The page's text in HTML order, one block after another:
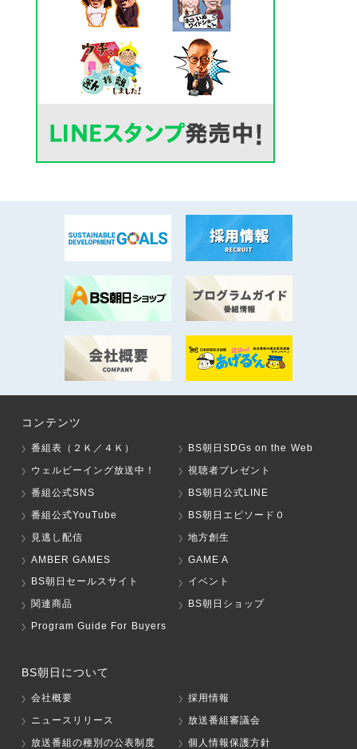
コンテンツ
番組表（２Ｋ／４Ｋ）
BS朝日SDGs on the Web
ウェルビーイング放送中！
視聴者プレゼント
番組公式SNS
BS朝日公式LINE
番組公式YouTube
BS朝日エピソード０
見逃し配信
地方創生
AMBER GAMES
GAME A
BS朝日セールスサイト
イベント
関連商品
BS朝日ショップ
Program Guide For Buyers
BS朝日について
会社概要
採用情報
ニュースリリース
放送番組審議会
放送番組の種別の公表制度
個人情報保護方針